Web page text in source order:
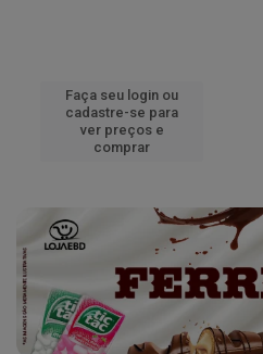
Faça seu login ou
cadastre-se para
ver preços e
comprar